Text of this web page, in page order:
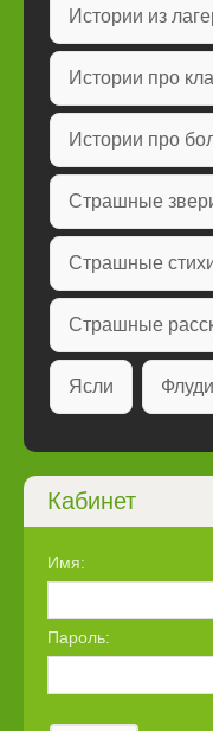
Истории из
Истории про
Истории про
Страшные
Страшные
Страшные
Ясли
Кабинет
Имя:
Пароль: